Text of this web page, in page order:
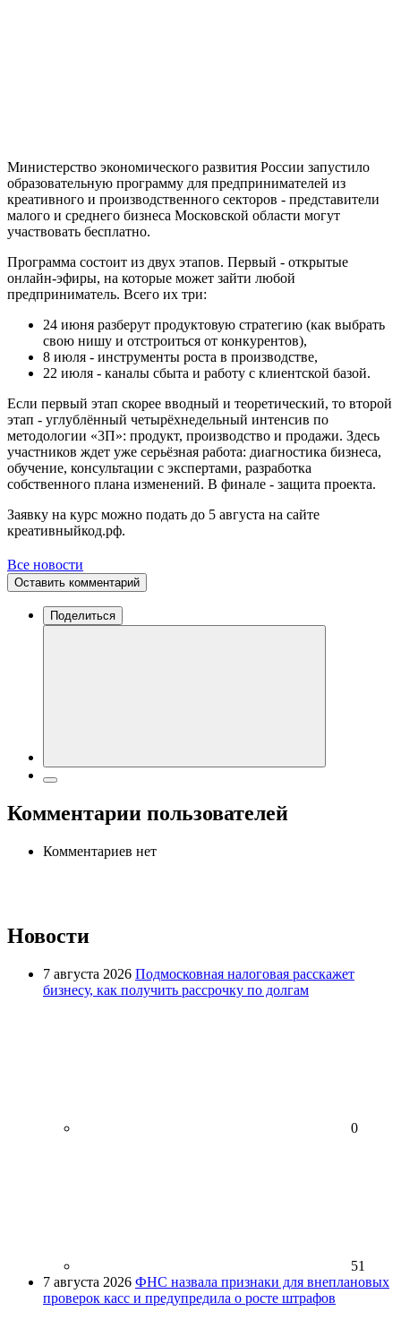
Министерство экономического развития России запустило
образовательную программу для предпринимателей из
креативного и производственного секторов - представители
малого и среднего бизнеса Московской области могут
участвовать бесплатно.
Программа состоит из двух этапов. Первый - открытые
онлайн-эфиры, на которые может зайти любой
предприниматель. Всего их три:
24 июня разберут продуктовую стратегию (как выбрать
свою нишу и отстроиться от конкурентов),
8 июля - инструменты роста в производстве,
22 июля - каналы сбыта и работу с клиентской базой.
Если первый этап скорее вводный и теоретический, то второй
этап - углублённый четырёхнедельный интенсив по
методологии «3П»: продукт, производство и продажи. Здесь
участников ждет уже серьёзная работа: диагностика бизнеса,
обучение, консультации с экспертами, разработка
собственного плана изменений. В финале - защита проекта.
Заявку на курс можно подать до 5 августа на сайте
креативныйкод.рф.
Все новости
Оставить комментарий
Поделиться
Комментарии пользователей
Комментариев нет
Новости
7 августа 2026 Подмосковная налоговая расскажет
бизнесу, как получить рассрочку по долгам
0
51
7 августа 2026 ФНС назвала признаки для внеплановых
проверок касс и предупредила о росте штрафов